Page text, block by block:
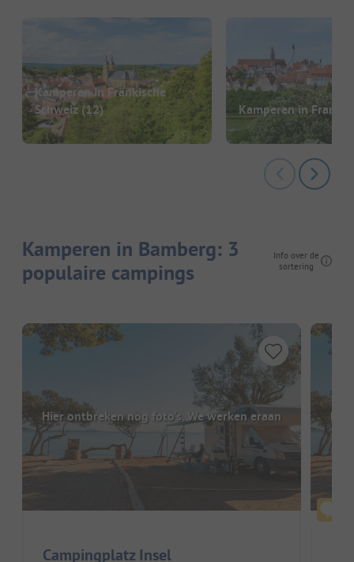
Kamperen in Fränkische
Schweiz (12) Kamperen in
Kamperen in Bamberg: 3
populaire campings
Info over de
sortering
Hier ontbreken nog foto's. We werken eraan
Campingplatz Insel